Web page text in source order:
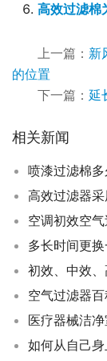
高效过滤棉
上一篇： 新
的位置
下一篇： 延
相关新闻
空调初效空
多长时间更
空气过滤器
如何从自己